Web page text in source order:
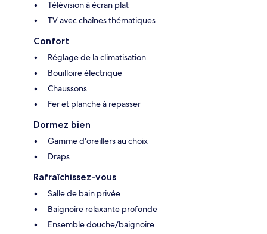
Télévision à écran plat
TV avec chaînes thématiques
Confort
Réglage de la climatisation
Bouilloire électrique
Chaussons
Fer et planche à repasser
Dormez bien
Gamme d'oreillers au choix
Draps
Rafraîchissez-vous
Salle de bain privée
Baignoire relaxante profonde
Ensemble douche/baignoire